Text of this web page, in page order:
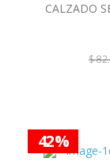
CALZADO
$
42 %